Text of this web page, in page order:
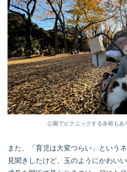
公園でピクニックする余裕もあ
また、「育児は大変つらい」という
見聞きしたけど、玉のようにかわい